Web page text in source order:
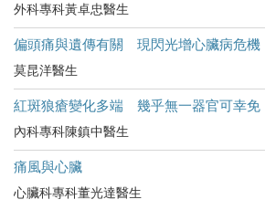
外科專科黃卓忠醫生
偏頭痛與遺傳有關 現閃光增心臟病危機
莫昆洋醫生
紅斑狼瘡變化多端 幾乎無一器官可幸免
內科專科陳鎮中醫生
痛風與心臟
心臟科專科董光達醫生